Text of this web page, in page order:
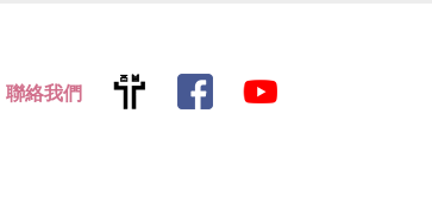
聯絡我們